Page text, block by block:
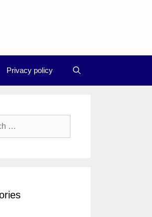
Privacy policy